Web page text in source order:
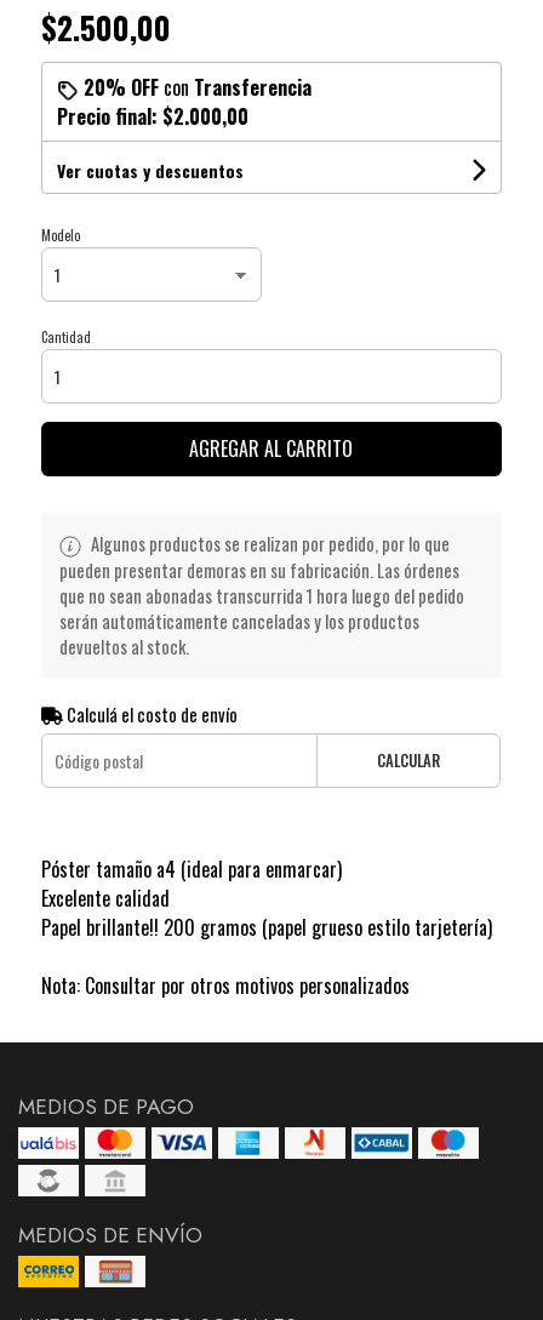
$2.500,00
20% OFFcon Transferencia
Precio final: $2.000,00
Ver cuotas y descuentos
Modelo
Cantidad
AGREGAR AL CARRITO
Algunos productos se realizan por pedido, por lo que
pueden presentar demoras en su fabricación. Las órdenes
que no sean abonadas transcurrida 1 hora luego del pedido
serán automáticamente canceladas y los productos
devueltos al stock.
Calculá el costo de envío
CALCULAR
Póster tamaño a4 (ideal para enmarcar)
Excelente calidad
Papel brillante!! 200 gramos (papel grueso estilo tarjetería)
Nota: Consultar por otros motivos personalizados
MEDIOS DE PAGO
MEDIOS DE ENVÍO